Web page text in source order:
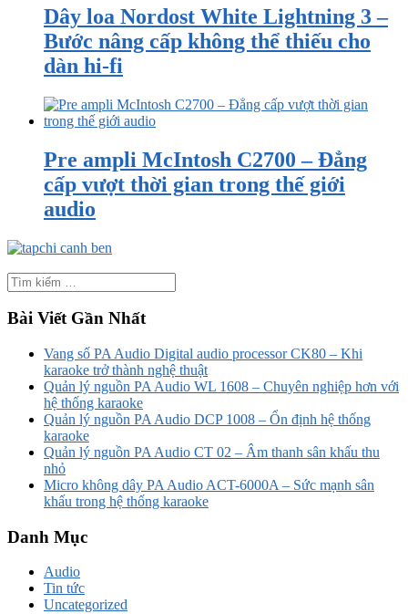
Dây loa Nordost White Lightning 3 –
Bước nâng cấp không thể thiếu cho
dàn hi-fi
Pre ampli McIntosh C2700 – Đẳng
cấp vượt thời gian trong thế giới
audio
Bài Viết Gần Nhất
Vang số PA Audio Digital audio processor CK80 – Khi
karaoke trở thành nghệ thuật
Quản lý nguồn PA Audio WL 1608 – Chuyên nghiệp hơn với
hệ thống karaoke
Quản lý nguồn PA Audio DCP 1008 – Ổn định hệ thống
karaoke
Quản lý nguồn PA Audio CT 02 – Âm thanh sân khấu thu
nhỏ
Micro không dây PA Audio ACT-6000A – Sức mạnh sân
khấu trong hệ thống karaoke
Danh Mục
Audio
Tin tức
Uncategorized